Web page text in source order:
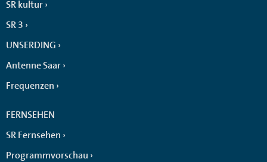
SR kultur
SR 3
UNSERDING
Antenne Saar
Frequenzen
FERNSEHEN
SR Fernsehen
Programmvorschau